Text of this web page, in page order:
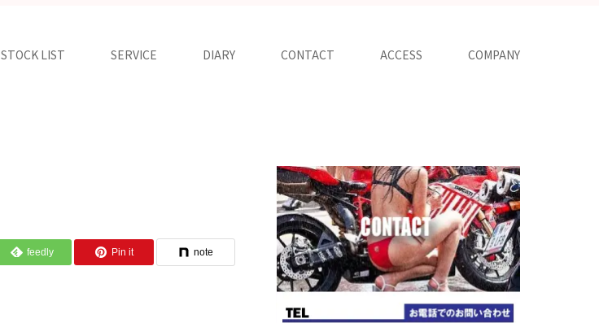
STOCK LIST SERVICE DIARY CONTACT ACCESS COMPANY
feedly Pin it note